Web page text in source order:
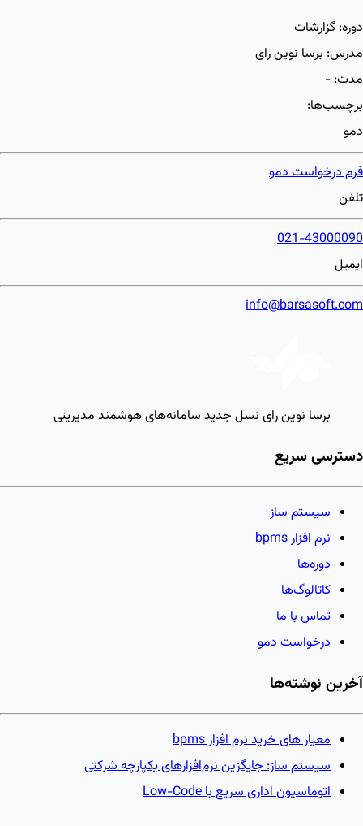
دوره: گزارشات
مدرس: برسا نوین رای
مدت: -
برچسب‌ها:
دمو
فرم درخواست دمو
تلفن
021-43000090
ایمیل
info@barsasoft.com
برسا نوین رای نسل جدید سامانه‌های هوشمند مدیریتی
دسترسی سریع
سیستم ساز
نرم افزار bpms
دوره‌ها
کاتالوگ‌ها
تماس با ما
درخواست دمو
آخرین نوشته‌ها
معیار های خرید نرم افزار bpms
سیستم ساز: جایگزین نرم‌افزارهای یکپارچه شرکتی
اتوماسیون اداری سریع با Low-Code